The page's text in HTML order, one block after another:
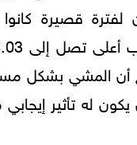
لفترة قصيرة
أن المشي بشكل
يكون له تأثير